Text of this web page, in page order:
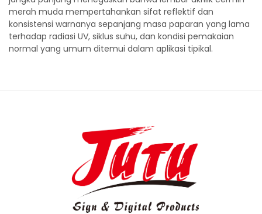
merah muda mempertahankan sifat reflektif dan
konsistensi warnanya sepanjang masa paparan yang lama
terhadap radiasi UV, siklus suhu, dan kondisi pemakaian
normal yang umum ditemui dalam aplikasi tipikal.